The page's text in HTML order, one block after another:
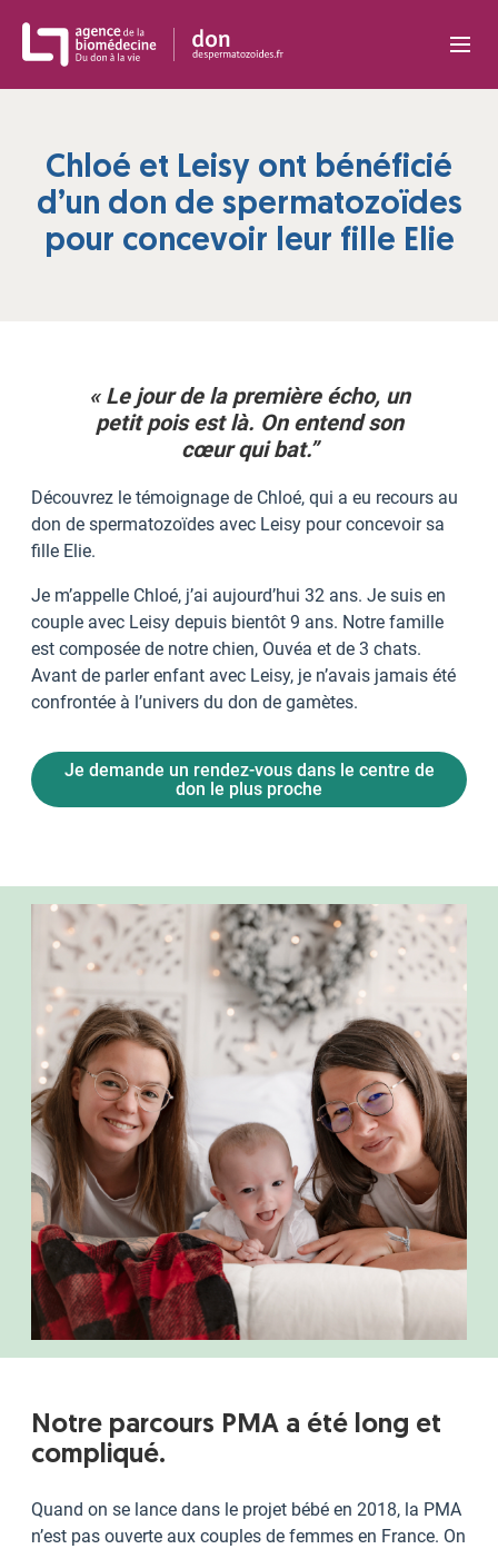
Chloé et Leisy ont bénéficié
d’un don de spermatozoïdes
pour concevoir leur fille Elie
« Le jour de la première écho, un
petit pois est là. On entend son
cœur qui bat.”
Découvrez le témoignage de Chloé, qui a eu recours au
don de spermatozoïdes avec Leisy pour concevoir sa
fille Elie.
Je m’appelle Chloé, j’ai aujourd’hui 32 ans. Je suis en
couple avec Leisy depuis bientôt 9 ans. Notre famille
est composée de notre chien, Ouvéa et de 3 chats.
Avant de parler enfant avec Leisy, je n’avais jamais été
confrontée à l’univers du don de gamètes.
Je demande un rendez-vous dans le centre de
don le plus proche
Notre parcours PMA a été long et
compliqué.
Quand on se lance dans le projet bébé en 2018, la PMA
n’est pas ouverte aux couples de femmes en France. On